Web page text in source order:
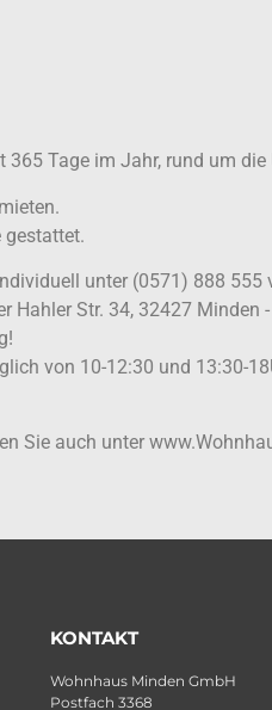
365 Tage im Jahr, rund um
gestattet.
unter (0571) 888 555
Hahler Str. 34, 32427 Minden
von 10-12:30 und 13:30-
Sie auch unter
KONTAKT
Wohnhaus Minden GmbH
Postfach 3368